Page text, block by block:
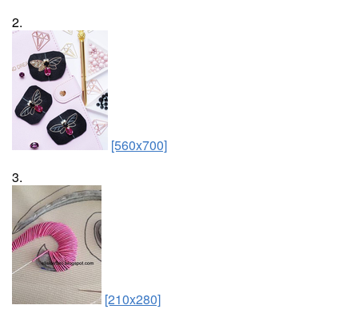
2.
[560x700]
3.
[210x280]